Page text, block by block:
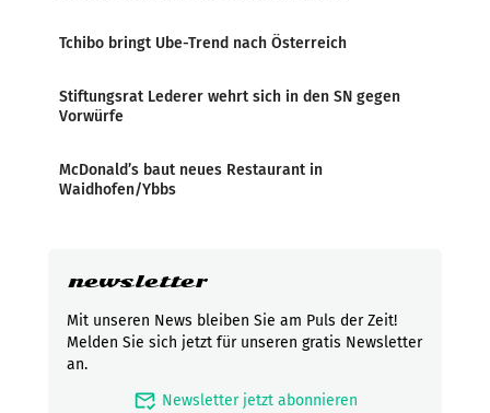
Tchibo bringt Ube-Trend nach Österreich
Stiftungsrat Lederer wehrt sich in den SN gegen
Vorwürfe
McDonald’s baut neues Restaurant in
Waidhofen/Ybbs
newsletter
Mit unseren News bleiben Sie am Puls der Zeit!
Melden Sie sich jetzt für unseren gratis Newsletter
an.
mark_email_read Newsletter jetzt abonnieren